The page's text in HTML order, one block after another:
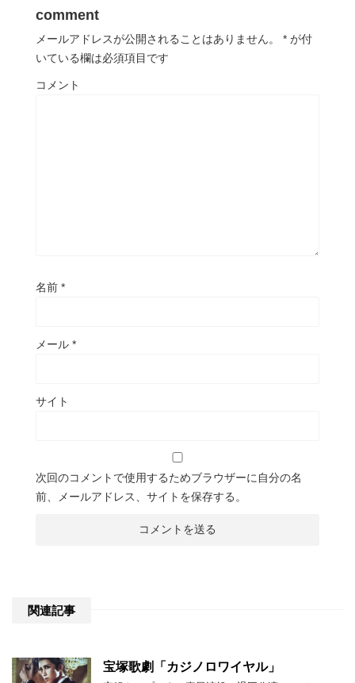
comment
メールアドレスが公開されることはありません。 * が付
いている欄は必須項目です
コメント
名前 *
メール *
サイト
次回のコメントで使用するためブラウザーに自分の名
前、メールアドレス、サイトを保存する。
関連記事
宝塚歌劇「カジノロワイヤル」